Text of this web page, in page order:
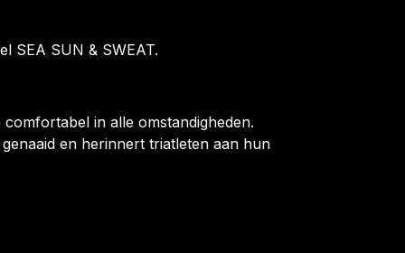
SEA SUN & SWEAT.
in alle omstandigheden.
en herinnert triatleten aan hun